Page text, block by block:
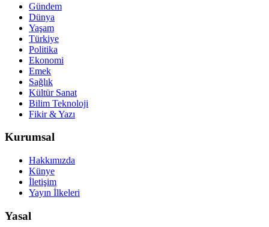
Gündem
Dünya
Yaşam
Türkiye
Politika
Ekonomi
Emek
Sağlık
Kültür Sanat
Bilim Teknoloji
Fikir & Yazı
Kurumsal
Hakkımızda
Künye
İletişim
Yayın İlkeleri
Yasal